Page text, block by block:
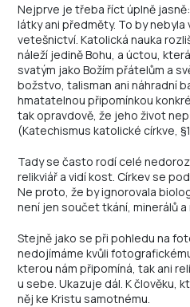
Nejprve je třeba říct úplně
látky ani předměty. To by nebyla
vetešnictví. Katolická nauka
náleží jedině Bohu, a úctou,
svatým jako Božím přátelům a
božstvo, talisman ani náhradní
hmatatelnou připomínkou
tak opravdově, že jeho život
(Katechismus katolické církve,
Tady se často rodí celé
relikviář a vidí kost. Církev se
Ne proto, že by ignorovala
není jen součet tkání, minerálů
Stejně jako se při pohledu na
nedojímáme kvůli
kterou nám připomíná, tak ani
u sebe. Ukazuje dál. K člověku,
něj ke Kristu samotnému.